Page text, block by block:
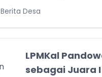
Berita Desa
LPMKal
sebagai Juara I